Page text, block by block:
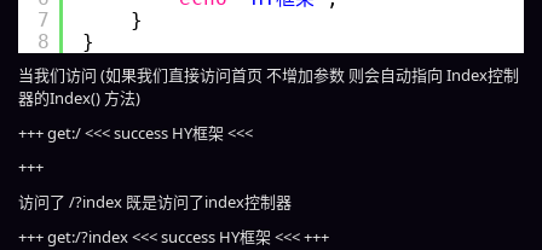
7
8
}
}
当我们访问 (如果我们直接访问首页 不增加参数 则会自动指向 Index控制
器的Index() 方法)
+++ get:/ <<< success HY框架 <<<
+++
访问了 /?index 既是访问了index控制器
+++ get:/?index <<< success HY框架 <<< +++